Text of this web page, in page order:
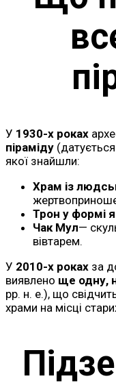
У 1930-х роках
піраміду
якої знайшли:
Храм із
Трон у формі
Чак Мул—
вівтарем.
У 2010-х роках за
виявлено ще одну,
рр. н. е.), що
храми на місці